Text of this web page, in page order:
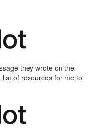
they wrote on the
of resources for me to